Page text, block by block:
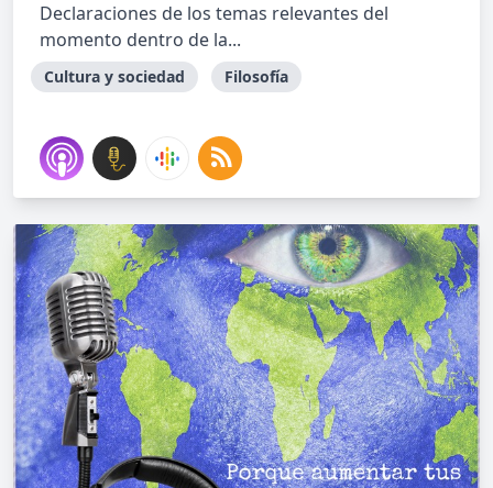
Declaraciones de los temas relevantes del
momento dentro de la...
Cultura y sociedad Filosofía